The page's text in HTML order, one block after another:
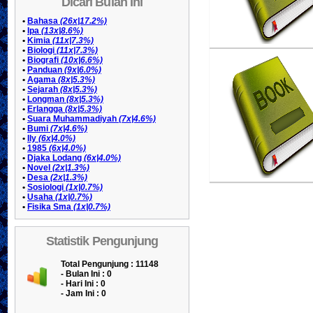
• Bahasa (26x|17.2%)
• Ipa (13x|8.6%)
• Kimia (11x|7.3%)
• Biologi (11x|7.3%)
• Biografi (10x|6.6%)
• Panduan (9x|6.0%)
• Agama (8x|5.3%)
• Sejarah (8x|5.3%)
• Longman (8x|5.3%)
• Erlangga (8x|5.3%)
• Suara Muhammadiyah (7x|4.6%)
• Bumi (7x|4.6%)
•
Ily (6x|4.0%)
• 1985 (6x|4.0%)
• Djaka Lodang (6x|4.0%)
• Novel (2x|1.3%)
• Desa (2x|1.3%)
• Sosiologi (1x|0.7%)
• Usaha (1x|0.7%)
• Fisika Sma (1x|0.7%)
Statistik Pengunjung
Total Pengunjung : 11148
- Bulan Ini : 0
- Hari Ini : 0
- Jam Ini : 0